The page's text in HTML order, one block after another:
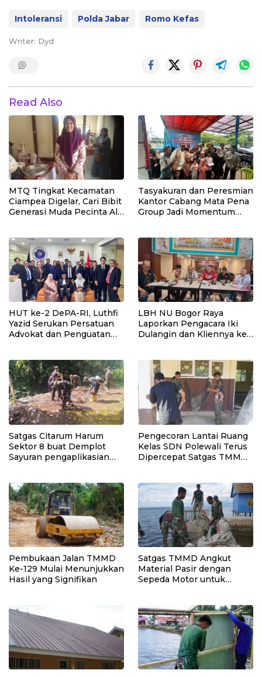
Intoleransi Polda Jabar Romo Kefas
Writer: Dyd
Read Also
MTQ Tingkat Kecamatan
Ciampea Digelar, Cari Bibit
Generasi Muda Pecinta Al-
Tasyakuran dan Peresmian
Kantor Cabang Mata Pena
Group Jadi Momentum
HUT ke-2 DePA-RI, Luthfi
Yazid Serukan Persatuan
Advokat dan Penguatan
LBH NU Bogor Raya
Laporkan Pengacara Iki
Dulangin dan Kliennya ke
Satgas Citarum Harum
Sektor 8 buat Demplot
Sayuran pengaplikasian
Lingkungan dan
Pendataan Ternak di
Wilayah Binaan
Pengecoran Lantai Ruang
Kelas SDN Polewali Terus
Dipercepat Satgas TMMD
Pembukaan Jalan TMMD
Ke-129 Mulai Menunjukkan
Hasil yang Signifikan
Satgas TMMD Angkut
Material Pasir dengan
Sepeda Motor untuk